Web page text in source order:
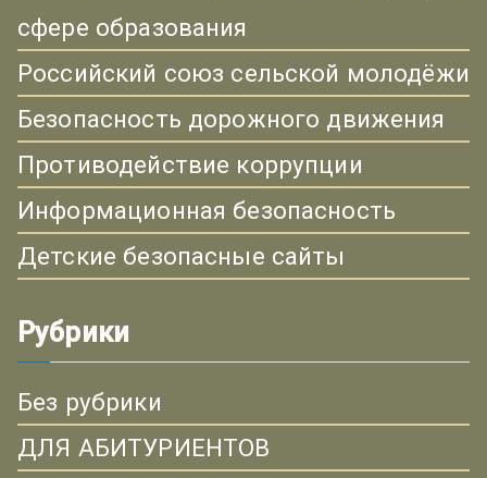
сфере образования
Российский союз сельской молодёжи
Безопасность дорожного движения
Противодействие коррупции
Информационная безопасность
Детские безопасные сайты
Рубрики
Без рубрики
ДЛЯ АБИТУРИЕНТОВ